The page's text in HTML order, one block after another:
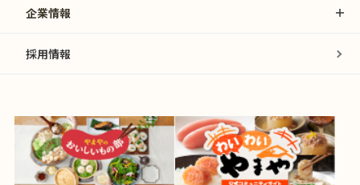
企業情報
採用情報